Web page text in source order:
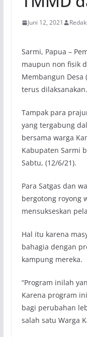
Juni 12, 2021
Sarmi, Papua –
maupun non fisik
Membangun Desa
terus dilaksanakan.
Tampak para
yang tergabung
bersama warga
Kabupaten Sarmi
Sabtu, (12/6/21).
Para Satgas dan
bergotong royong
mensukseskan
Hal itu karena
bahagia dengan
kampung mereka.
“Program inilah
Karena program
bagi perubahan
salah satu Warga